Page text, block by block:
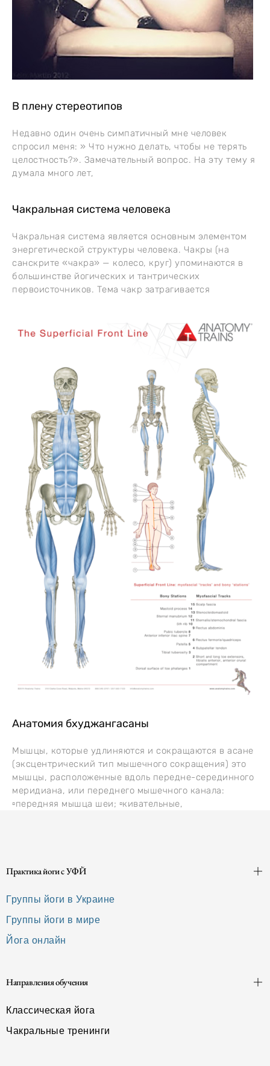
В плену стереотипов
Недавно один очень симпатичный мне человек
спросил меня: » Что нужно делать, чтобы не терять
целостность?». Замечательный вопрос. На эту тему я
думала много лет,
Чакральная система человека
Чакральная система является основным элементом
энергетической структуры человека. Чакры (на
санскрите «чакра» — колесо, круг) упоминаются в
большинстве йогических и тантрических
первоисточников. Тема чакр затрагивается
Анатомия бхуджангасаны
Мышцы, которые удлиняются и сокращаются в асане
(эксцентрический тип мышечного сокращения) это
мышцы, расположенные вдоль передне-серединного
меридиана, или переднего мышечного канала:
▫️передняя мышца шеи; ▫️кивательные,
Практика йоги с УФЙ
Группы йоги в Украине
Группы йоги в мире
Йога онлайн
Направления обучения
Классическая йога
Чакральные тренинги